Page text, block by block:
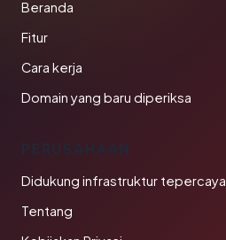
Beranda
Fitur
Cara kerja
Domain yang baru diperiksa
PERUSAHAAN
Didukung infrastruktur tepercaya
Tentang